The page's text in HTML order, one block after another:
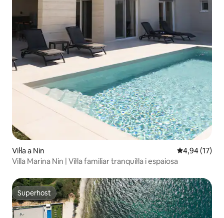
Vil·la a Nin 4,94 de
4,94 (17)
Villa Marina Nin | Vil·la familiar tranquil·la i espaiosa
Superhost
Superhost